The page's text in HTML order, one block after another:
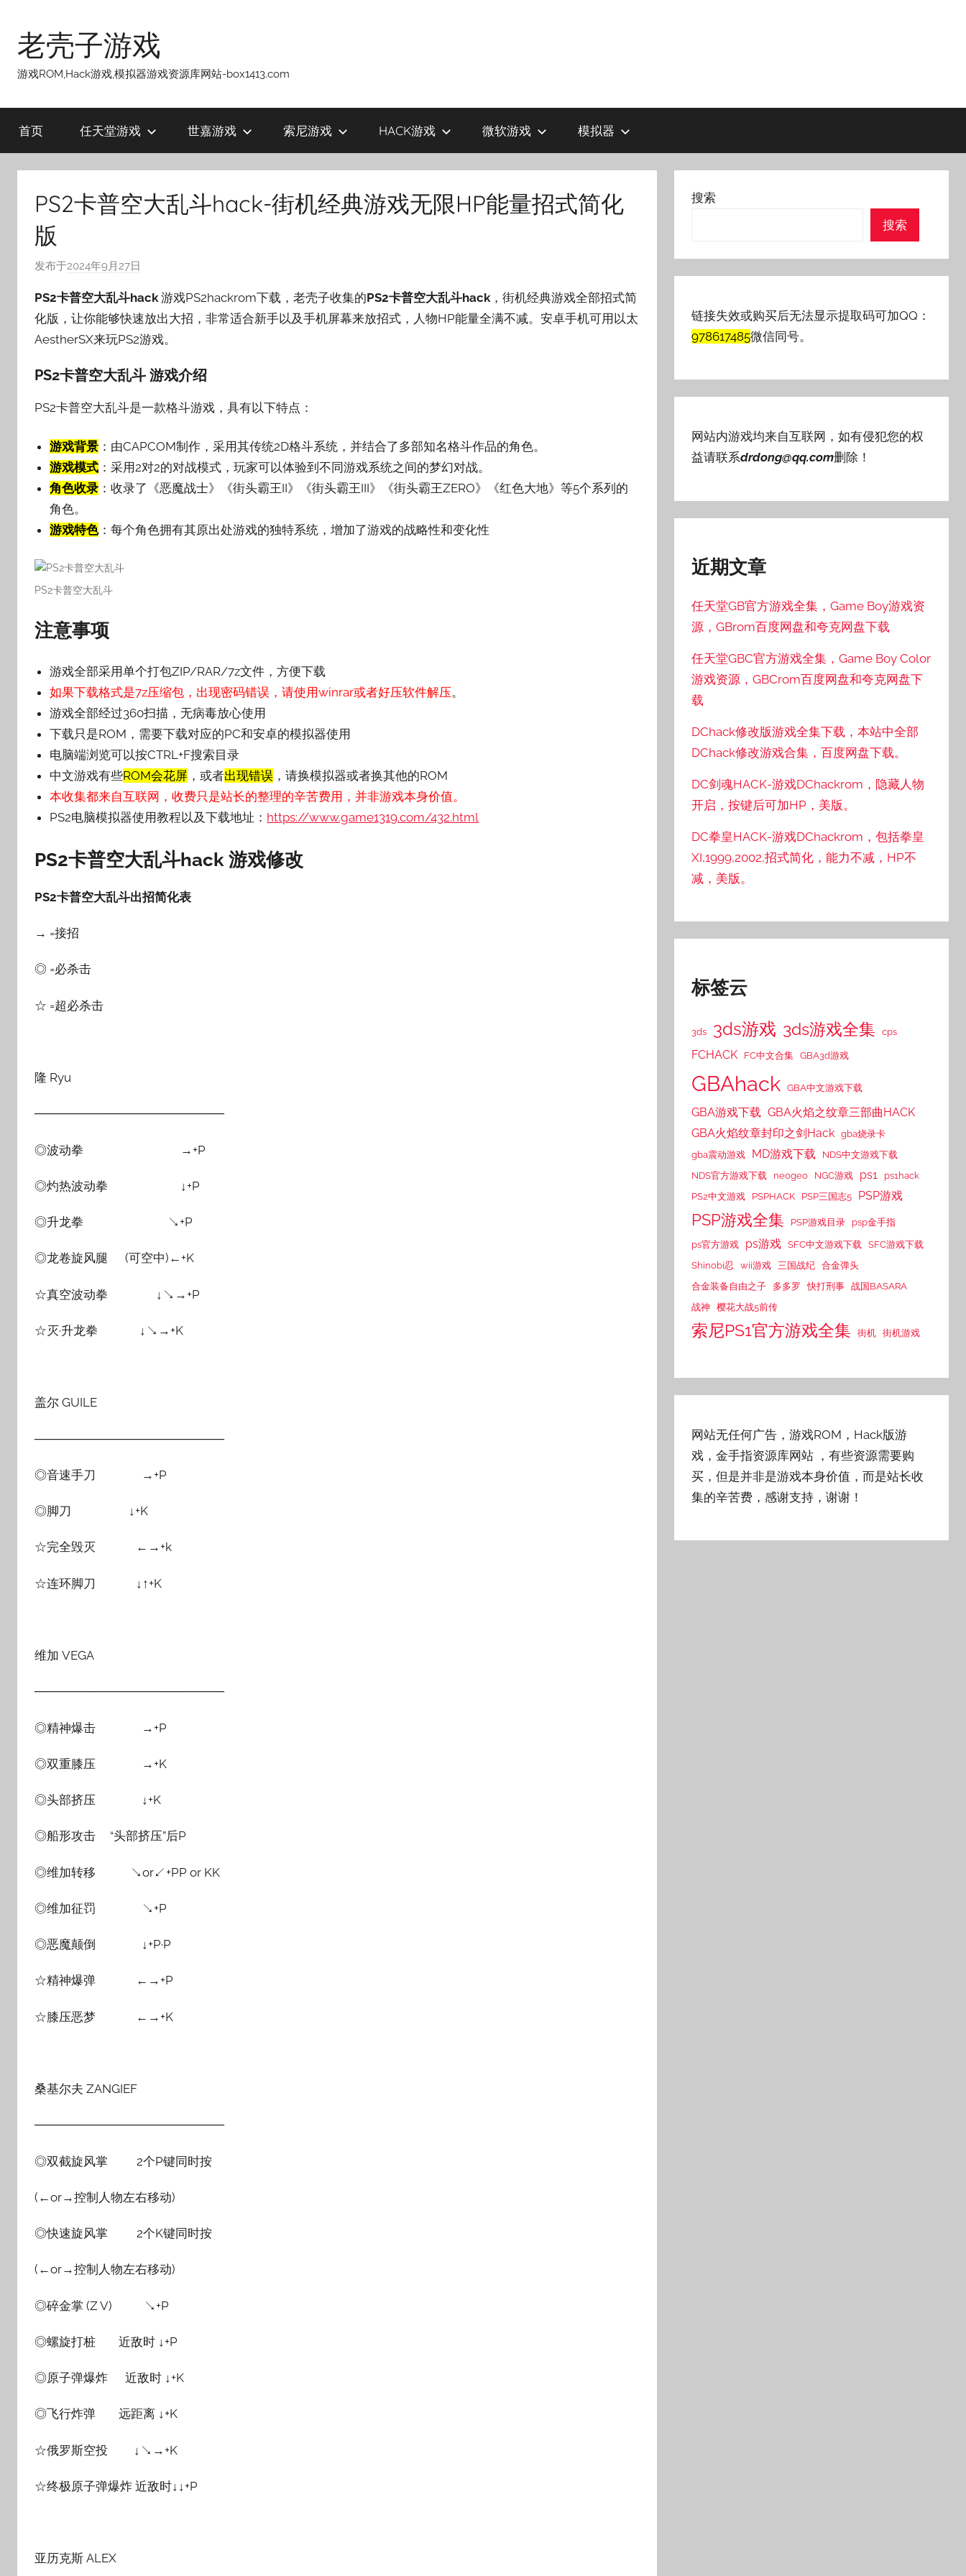
老壳子游戏
游戏ROM,Hack游戏,模拟器游戏资源库网站-box1413.com
首页 任天堂游戏 世嘉游戏 索尼游戏 HACK游戏 微软游戏 模拟器
PS2卡普空大乱斗hack-街机经典游戏无限HP能量招式简化
版
发布于2024年9月27日
:
老
壳
PS2卡普空大乱斗hack 游戏PS2hackrom下载，老壳子收集的PS2卡普空大乱斗hack ，街机经典游戏全部招式简
化版，让你能够快速放出大招，非常适合新手以及手机屏幕来放招式，人物HP能量全满不减。安卓手机可用以太
AestherSX来玩PS2游戏。
PS2卡普空大乱斗 游戏介绍
PS2卡普空大乱斗是一款格斗游戏，具有以下特点：
游戏背景 ：由CAPCOM制作，采用其传统2D格斗系统，并结合了多部知名格斗作品的角色。
游戏模式 ：采用2对2的对战模式，玩家可以体验到不同游戏系统之间的梦幻对战。
角色收录 ：收录了《恶魔战士》《街头霸王II》《街头霸王III》《街头霸王ZERO》《红色大地》等5个系列的
角色。
游戏特色：每个角色拥有其原出处游戏的独特系统，增加了游戏的战略性和变化性
PS2卡普空大乱斗
注意事项
游戏全部采用单个打包ZIP/RAR/7z文件，方便下载
如果下载格式是7z压缩包，出现密码错误，请使用winrar或者好压软件解压。
游戏全部经过360扫描，无病毒放心使用
下载只是ROM，需要下载对应的PC和安卓的模拟器使用
电脑端浏览可以按CTRL+F搜索目录
中文游戏有些ROM会花屏 ，或者出现错误 ，请换模拟器或者换其他的ROM
本收集都来自互联网，收费只是站长的整理的辛苦费用，并非游戏本身价值。
PS2电脑模拟器使用教程以及下载地址： https://www.game1319.com/432.html
PS2卡普空大乱斗hack 游戏修改
PS2卡普空大乱斗出招简化表
→ =接招
◎ =必杀击
☆ =超必杀击
隆 Ryu
──────────────────────
◎波动拳 →+P
◎灼热波动拳 ↓+P
◎升龙拳 ↘+P
◎龙卷旋风腿 (可空中)←+K
☆真空波动拳 ↓↘→+P
☆灭·升龙拳 ↓↘→+K
盖尔 GUILE
──────────────────────
◎音速手刀 →+P
◎脚刀 ↓+K
☆完全毁灭 ←→+k
☆连环脚刀 ↓↑+K
维加 VEGA
──────────────────────
◎精神爆击 →+P
◎双重膝压 →+K
◎头部挤压 ↓+K
◎船形攻击 “头部挤压”后P
◎维加转移 ↘or↙+PP or KK
◎维加征罚 ↘+P
◎恶魔颠倒 ↓+P·P
☆精神爆弹 ←→+P
☆膝压恶梦 ←→+K
桑基尔夫 ZANGIEF
──────────────────────
◎双截旋风掌 2个P键同时按
(←or→控制人物左右移动)
◎快速旋风掌 2个K键同时按
(←or→控制人物左右移动)
◎碎金掌 (Z V) ↘+P
◎螺旋打桩 近敌时 ↓+P
◎原子弹爆炸 近敌时 ↓+K
◎飞行炸弹 远距离 ↓+K
☆俄罗斯空投 ↓↘→+K
☆终极原子弹爆炸 近敌时↓↓+P
亚历克斯 ALEX
搜索
搜索
链接失效或购买后无法显示提取码可加QQ：
978617485微信同号。
网站内游戏均来自互联网，如有侵犯您的权
益请联系drdong@qq.com删除！
近期文章
任天堂GB官方游戏全集，Game Boy游戏资
源，GBrom百度网盘和夸克网盘下载
任天堂GBC官方游戏全集，Game Boy Color
游戏资源，GBCrom百度网盘和夸克网盘下
载
DChack修改版游戏全集下载，本站中全部
DChack修改游戏合集，百度网盘下载。
DC剑魂HACK-游戏DChackrom，隐藏人物
开启，按键后可加HP，美版。
DC拳皇HACK-游戏DChackrom，包括拳皇
XI,1999,2002,招式简化，能力不减，HP不
减，美版。
标签云
3ds 3ds游戏 3ds游戏全集 cps
FCHACK FC中文合集 GBA3d游戏
GBAhack GBA中文游戏下载
GBA游戏下载 GBA火焰之纹章三部曲HACK
GBA火焰纹章封印之剑Hack gba烧录卡
gba震动游戏
MD游戏下载
NDS中文游戏下载
NDS官方游戏下载
neogeo NGC游戏 ps1
ps1hack
PS2中文游戏
PSPHACK PSP三国志5 PSP游戏
PSP游戏全集 PSP游戏目录
psp金手指
ps官方游戏
ps游戏 SFC中文游戏下载 SFC游戏下载
Shinobi忍
wii游戏 三国战纪 合金弹头
合金装备自由之子
多多罗 快打刑事 战国BASARA
战神
樱花大战5前传
索尼PS1官方游戏全集 街机 街机游戏
网站无任何广告，游戏ROM，Hack版游
戏，金手指资源库网站 ，有些资源需要购
买，但是并非是游戏本身价值，而是站长收
集的辛苦费，感谢支持，谢谢！